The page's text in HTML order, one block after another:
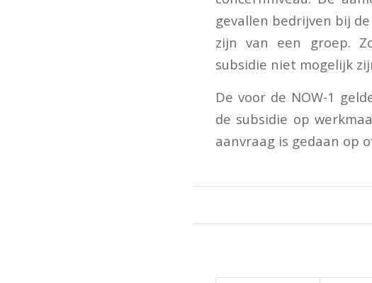
gevallen bedrijven bij
zijn van een groep.
subsidie niet mogelijk
De voor de NOW-1
de subsidie op
aanvraag is gedaan op